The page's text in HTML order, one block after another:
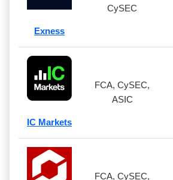
Exness
CySEC
IC Markets
FCA, CySEC,
ASIC
FCA, CySEC,